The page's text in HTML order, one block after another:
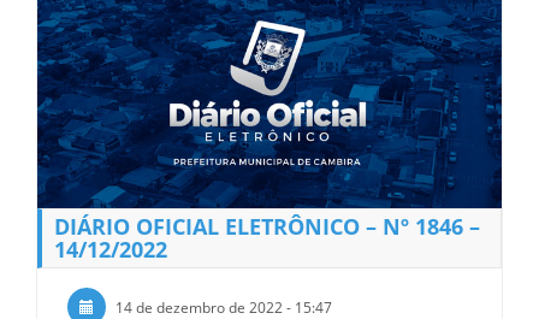
DIÁRIO OFICIAL ELETRÔNICO – Nº 1846 –
14/12/2022
14 de dezembro de 2022 - 15:47